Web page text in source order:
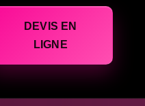
DEVIS EN
LIGNE